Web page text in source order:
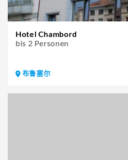
Hotel Chambord
bis 2 Personen
布鲁塞尔